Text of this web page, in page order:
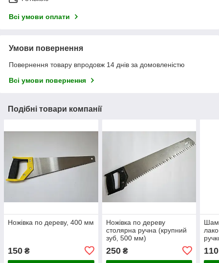
Всі умови оплати
Умови повернення
Повернення товару впродовж 14 днів за домовленістю
Всі умови повернення
Подібні товари компанії
Ножівка по дереву, 400 мм
150 ₴
Ножівка по дереву
столярна ручна (крупний
зуб, 500 мм)
250₴ 110